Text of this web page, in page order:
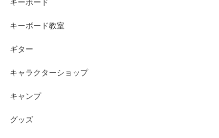
キーボード
キーボード教室
ギター
キャラクターショップ
キャンプ
グッズ